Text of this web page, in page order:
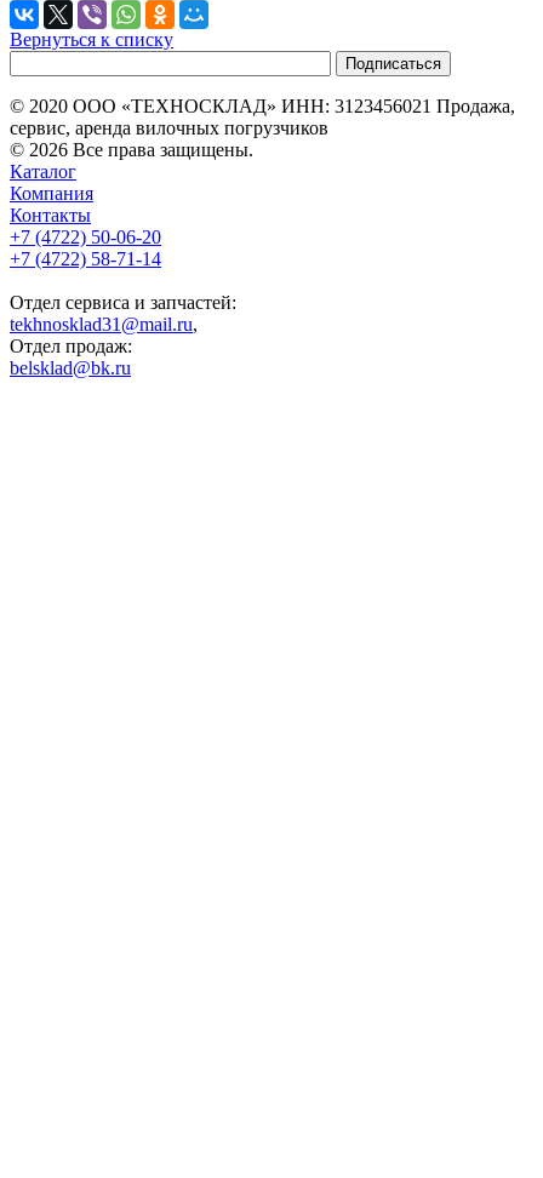
Вернуться к списку
© 2020 ООО «ТЕХНОСКЛАД» ИНН: 3123456021 Продажа,
сервис, аренда вилочных погрузчиков
© 2026 Все права защищены.
Каталог
Компания
Контакты
+7 (4722) 50-06-20
+7 (4722) 58-71-14
Отдел сервиса и запчастей:
tekhnosklad31@mail.ru,
Отдел продаж:
belsklad@bk.ru